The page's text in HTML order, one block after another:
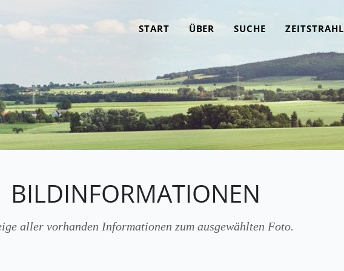
START ÜBER SUCHE ZEITSTRAHL
BILDINFORMATIONEN
aller vorhanden Informationen zum ausgewählten Foto.